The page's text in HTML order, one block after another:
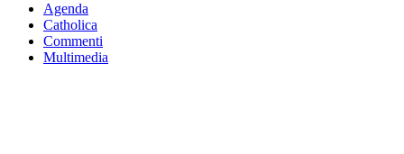
Agenda
Catholica
Commenti
Multimedia